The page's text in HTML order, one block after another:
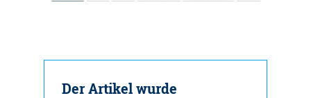
Der Artikel wurde